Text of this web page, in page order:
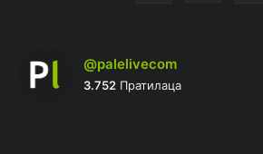
@palelivecom
3.752 Пратилаца